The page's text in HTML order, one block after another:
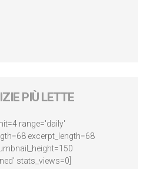
PIÙ LETTE
range='daily'
excerpt_length=68
stats_views=0]